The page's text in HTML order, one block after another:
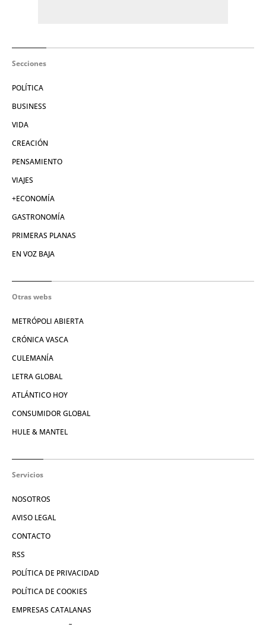
Secciones
POLÍTICA
BUSINESS
VIDA
CREACIÓN
PENSAMIENTO
VIAJES
+ECONOMÍA
GASTRONOMÍA
PRIMERAS PLANAS
EN VOZ BAJA
Otras webs
METRÓPOLI ABIERTA
CRÓNICA VASCA
CULEMANÍA
LETRA GLOBAL
ATLÁNTICO HOY
CONSUMIDOR GLOBAL
HULE & MANTEL
Servicios
NOSOTROS
AVISO LEGAL
CONTACTO
RSS
POLÍTICA DE PRIVACIDAD
POLÍTICA DE COOKIES
EMPRESAS CATALANAS